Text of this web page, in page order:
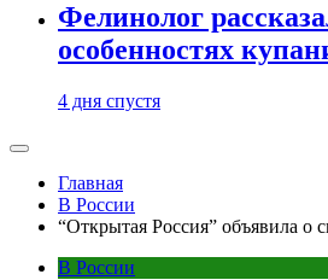
Фелинолог
особенностях
4 дня спустя
Главная
В России
“Открытая Россия” объявила о
В России